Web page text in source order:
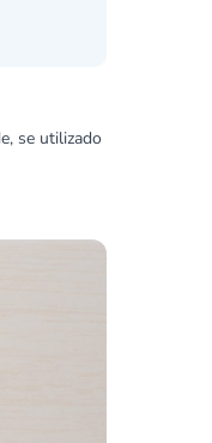
se utilizado